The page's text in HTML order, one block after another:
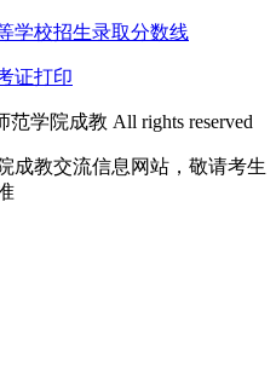
学校招生录取分数线
证打印
范学院成教 All rights reserved
成教交流信息网站，敬请考生